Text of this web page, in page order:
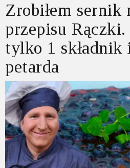
Zrobiłem sernik
przepisu Rączki.
tylko 1 składnik
petarda